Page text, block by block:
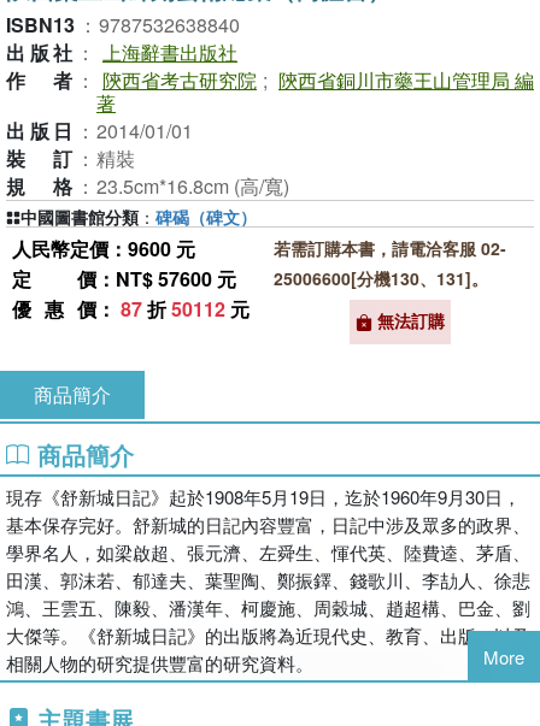
ISBN13 ： 9787532638840
出版社 ： 上海辭書出版社
作者 ： 陝西省考古研究院 ; 陝西省銅川市藥王山管理局 編
著
出版日 ： 2014/01/01
裝訂 ： 精裝
規格 ： 23.5cm*16.8cm (高/寬)
人民幣定價：9600 元
定價 ：NT$ 57600 元
優惠價 ： 87折50112 元
若需訂購本書，請電洽客服 02-
25006600[分機130、131]。
無法訂購
中國圖書館分類 ： 碑碣（碑文）
商品簡介
商品簡介
現存《舒新城日記》起於1908年5月19日，迄於1960年9月30日，
基本保存完好。舒新城的日記內容豐富，日記中涉及眾多的政界、
學界名人，如梁啟超、張元濟、左舜生、惲代英、陸費逵、茅盾、
田漢、郭沫若、郁達夫、葉聖陶、鄭振鐸、錢歌川、李劼人、徐悲
鴻、王雲五、陳毅、潘漢年、柯慶施、周穀城、趙超構、巴金、劉
大傑等。《舒新城日記》的出版將為近現代史、教育、出版，以及
相關人物的研究提供豐富的研究資料。
More